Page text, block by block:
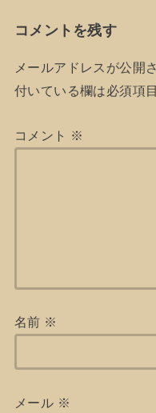
コメントを残す
メールアドレスが公開
付いている欄は必須項
コメント ※
名前 ※
メール ※